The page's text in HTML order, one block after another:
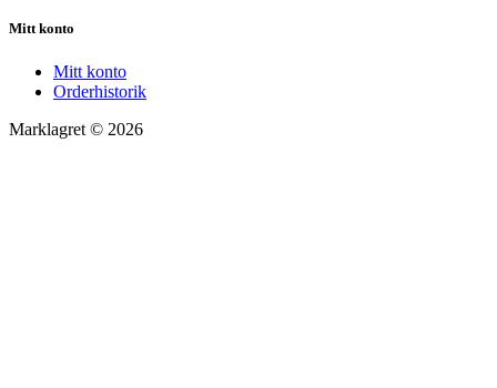
Mitt konto
Mitt konto
Orderhistorik
Marklagret © 2026